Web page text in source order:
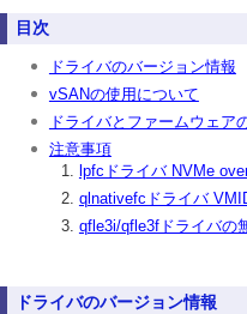
目次
ドライバのバージョン情報
vSANの使用について
ドライバとファームウェア
注意事項
lpfcドライバ NVMe
qlnativefcドライバ
qfle3i/qfle3fドライバの
ドライバのバージョン情報